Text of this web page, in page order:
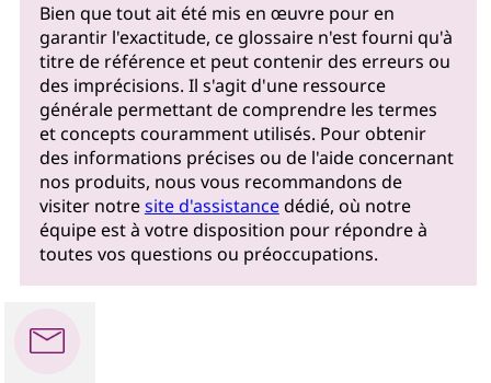
Bien que tout ait été mis en œuvre pour en
garantir l'exactitude, ce glossaire n'est fourni qu'à
titre de référence et peut contenir des erreurs ou
des imprécisions. Il s'agit d'une ressource
générale permettant de comprendre les termes
et concepts couramment utilisés. Pour obtenir
des informations précises ou de l'aide concernant
nos produits, nous vous recommandons de
visiter notresite d'assistancedédié, où notre
équipe est à votre disposition pour répondre à
toutes vos questions ou préoccupations.